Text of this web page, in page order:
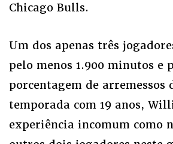
Chicago Bulls.
Um dos apenas três
pelo menos 1.900 minutos e
porcentagem de arremessos
temporada com 19 anos,
experiência incomum como